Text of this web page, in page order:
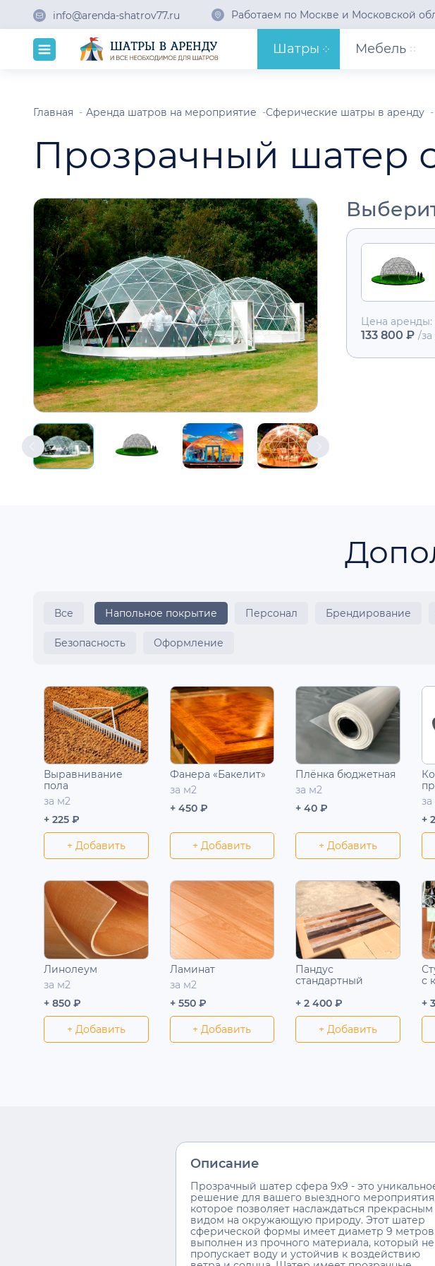
info@arenda-shatrov77.ru Работаем по Москве и Московской
Шатры Мебель
Главная Аренда шатров на мероприятие Сферические шатры в аренду
Прозрачный шатер
Цена аренды:
133 800 ₽ /за
Все Напольное покрытие Персонал Брендирование
Безопасность Оформление
Выравнивание
пола
за м2
+ 225 ₽
+ Добавить
Фанера «Бакелит»
за м2
+ 450 ₽
+ Добавить
Плёнка бюджетная
за м2
+ 40 ₽
+ Добавить
+
Линолеум
за м2
+ 850 ₽
+ Добавить
Ламинат
за м2
+ 550 ₽
+ Добавить
Пандус
стандартный
+ 2 400 ₽
+ Добавить
с
+
Описание
Прозрачный шатер сфера 9x9 - это
решение для вашего выездного мероприятия,
которое позволяет наслаждаться прекрасным
видом на окружающую природу. Этот шатер
сферической формы имеет диаметр 9
выполнен из прочного материала, который не
пропускает воду и устойчив к воздействию